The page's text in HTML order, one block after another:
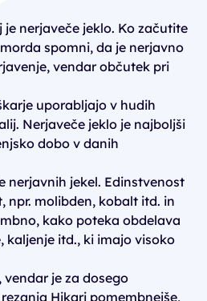
nerjaveče jeklo. Ko začutite
spomni, da je nerjavno
vendar občutek pri
uporabljajo v hudih
Nerjaveče jeklo je najboljši
dobo v danih
nerjavnih jekel. Edinstvenost
npr. molibden, kobalt itd. in
kako poteka obdelava
kaljenje itd., ki imajo visoko
je za dosego
Hikari pomembnejše,